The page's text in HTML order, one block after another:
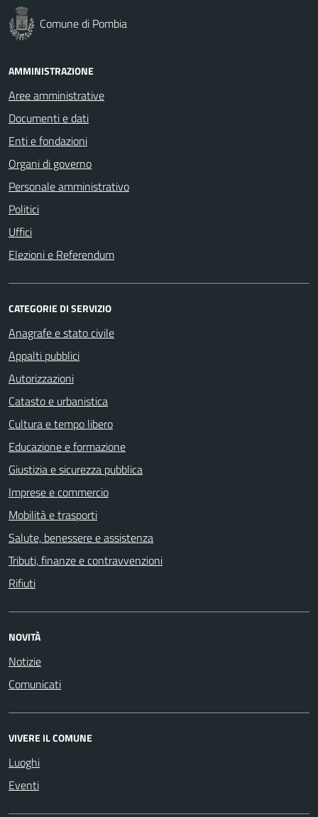
Comune di Pombia
AMMINISTRAZIONE
Aree amministrative
Documenti e dati
Enti e fondazioni
Organi di governo
Personale amministrativo
Politici
Uffici
Elezioni e Referendum
CATEGORIE DI SERVIZIO
Anagrafe e stato civile
Appalti pubblici
Autorizzazioni
Catasto e urbanistica
Cultura e tempo libero
Educazione e formazione
Giustizia e sicurezza pubblica
Imprese e commercio
Mobilità e trasporti
Salute, benessere e assistenza
Tributi, finanze e contravvenzioni
Rifiuti
NOVITÀ
Notizie
Comunicati
VIVERE IL COMUNE
Luoghi
Eventi